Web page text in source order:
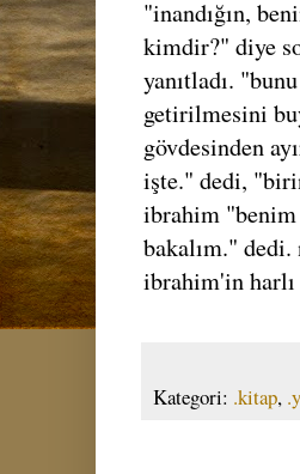
"inandığın,
kimdir?" diye
yanıtladı.
getirilmesini
gövdesinden
işte." dedi,
ibrahim "benim
bakalım."
ibrahim'in harlı
Kategori: .kitap,